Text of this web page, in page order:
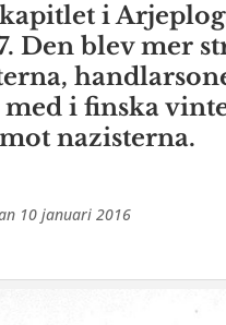
i
Den blev mer
med i finska
nazisterna.
10 januari 2016